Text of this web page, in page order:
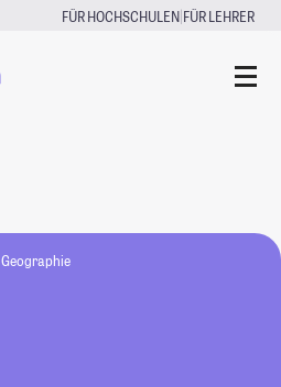
FÜR HOCHSCHULEN|FÜR LEHRER
Geographie